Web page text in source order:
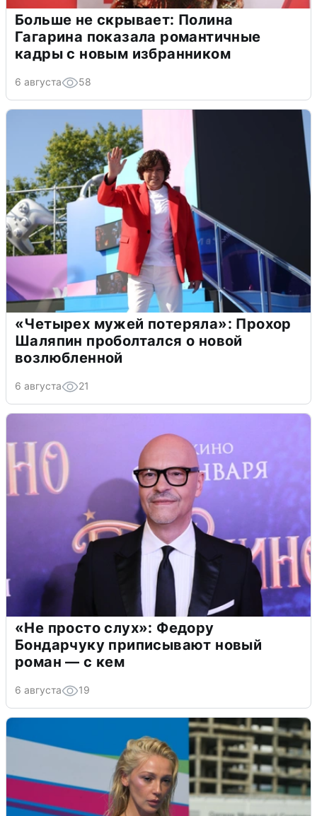
Больше не скрывает: Полина
Гагарина показала романтичные
кадры с новым избранником
6 августа 58
«Четырех мужей потеряла»: Прохор
Шаляпин проболтался о новой
возлюбленной
6 августа 21
«Не просто слух»: Федору
Бондарчуку приписывают новый
роман — с кем
6 августа 19